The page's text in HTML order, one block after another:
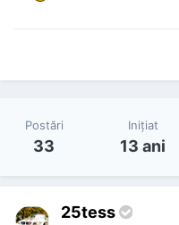
Postări
33
Iniţiat
13 ani
25tess